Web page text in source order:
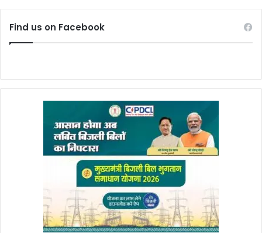
Find us on Facebook